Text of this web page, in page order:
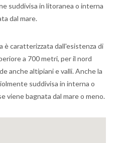
suddivisa in litoranea o interna
dal mare.
è caratterizzata dall'esistenza di
a 700 metri, per il nord
anche altipiani e valli. Anche la
suddivisa in interna o
viene bagnata dal mare o meno.